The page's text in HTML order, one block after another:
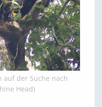
auf der Suche nach
Head)